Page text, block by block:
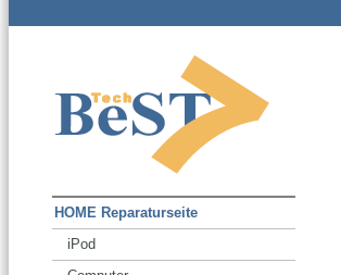
HOME Reparaturseite
iPod